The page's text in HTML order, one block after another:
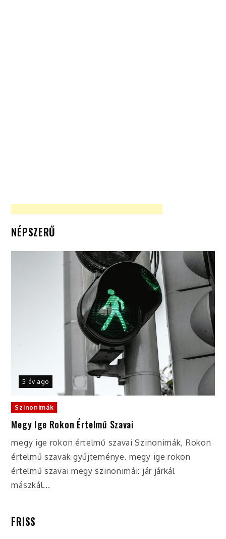
NÉPSZERŰ
5 év ago
Szinonimák
Megy Ige Rokon Értelmű Szavai
megy ige rokon értelmű szavai Szinonimák, Rokon
értelmű szavak gyűjteménye. megy ige rokon
értelmű szavai megy szinonimái: jár járkál
mászkál...
FRISS